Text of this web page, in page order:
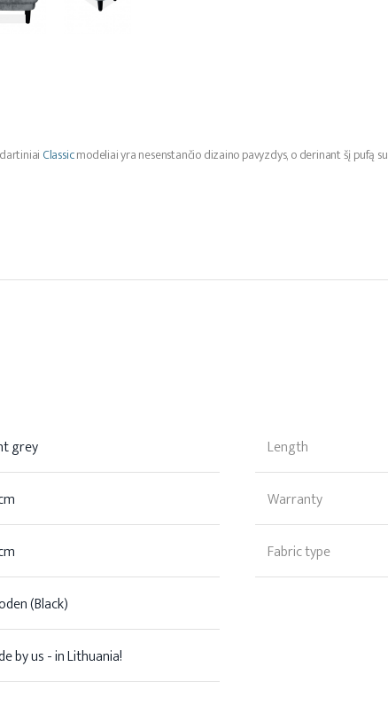
Classicmodeliai yra nesenstančio dizaino pavyzdys, o derinant šį pufą su
grey
(Black)
by us - in Lithuania!
Length
Warranty
Fabric type